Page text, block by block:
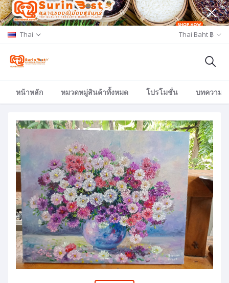
Thai Thai Baht ฿
หน้าหลัก หมวดหมู่สินค้าทั้งหมด โปรโมชั่น บทความ/